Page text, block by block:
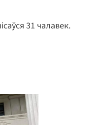
31 чалавек.